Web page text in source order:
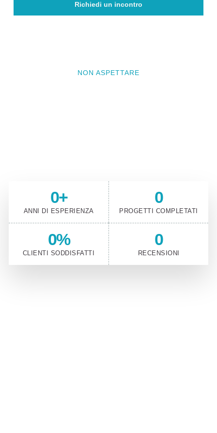
Richiedi un incontro
NON ASPETTARE
ANNI DI ESPERIENZA
0+
PROGETTI COMPLETATI
0
CLIENTI SODDISFATTI
0%
RECENSIONI
0